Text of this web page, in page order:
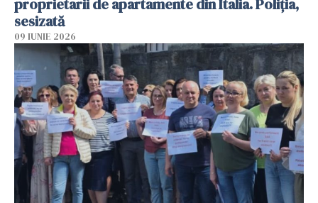
proprietarii de apartamente din Italia. Poliția,
sesizată
09 IUNIE 2026